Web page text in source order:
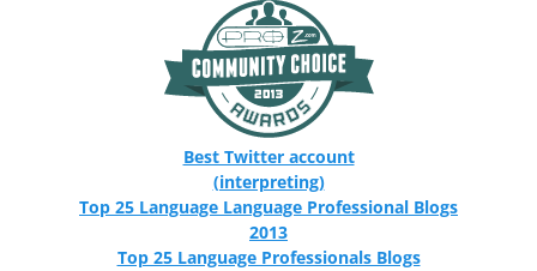
Best Twitter account
(interpreting)
Top 25 Language Language Professional Blogs
2013
Top 25 Language Professionals Blogs